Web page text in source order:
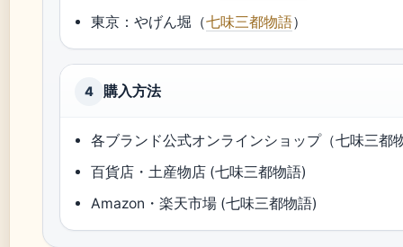
東京：やげん堀（七味三都物語）
4 購入方法
各ブランド公式オンラインショップ（七味三都
百貨店・土産物店 (七味三都物語)
Amazon・楽天市場 (七味三都物語)